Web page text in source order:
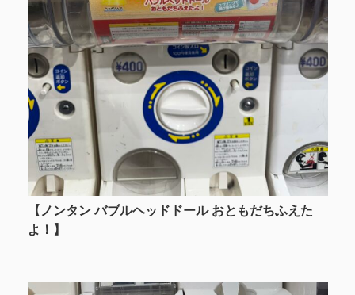
【ノンタン バブルヘッドドール おともだちふえた
よ！】